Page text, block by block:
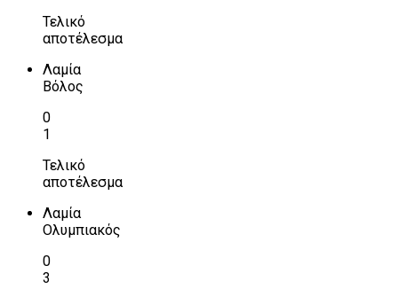
Τελικό
αποτέλεσμα
Λαμία
Βόλος
0
1
Τελικό
αποτέλεσμα
Λαμία
Ολυμπιακός
0
3